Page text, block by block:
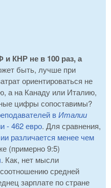
КНР не в 100 раз, а
быть, лучше при
ориентироваться не
а на Канаду или Италию,
цифры сопоставимы?
вИталии
- 462 евро. Для сравнения,
различается менее чем
(примерно 9:5)
. Как, нет мысли
средней
зарплате по стране